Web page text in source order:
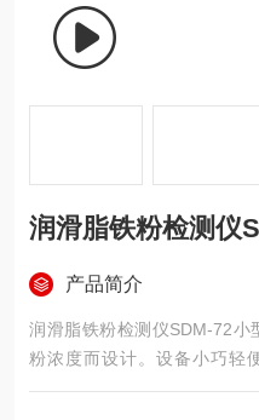
润滑脂铁粉检测仪
产品简介
润滑脂铁粉检测仪SDM-72小
粉浓度而设计。设备小巧轻
作。采用电磁感应技术，只